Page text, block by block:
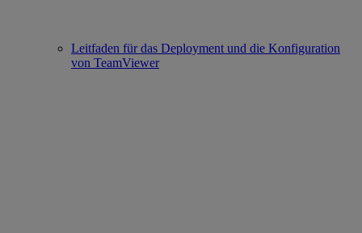
Leitfaden für das Deployment und die Konfiguration
von TeamViewer